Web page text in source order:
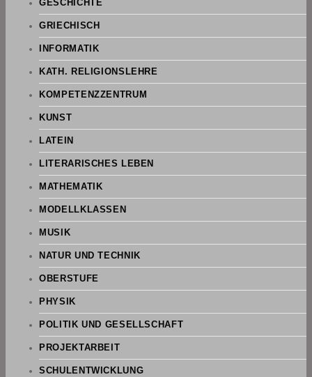
GESCHICHTE
GRIECHISCH
INFORMATIK
KATH. RELIGIONSLEHRE
KOMPETENZZENTRUM
KUNST
LATEIN
LITERARISCHES LEBEN
MATHEMATIK
MODELLKLASSEN
MUSIK
NATUR UND TECHNIK
OBERSTUFE
PHYSIK
POLITIK UND GESELLSCHAFT
PROJEKTARBEIT
SCHULENTWICKLUNG